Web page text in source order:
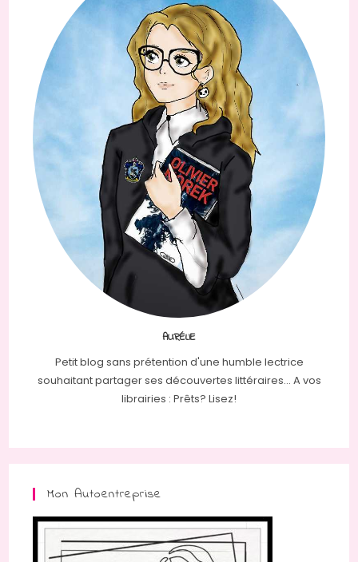
AURÉLIE
Petit blog sans prétention d'une humble lectrice
souhaitant partager ses découvertes littéraires... A vos
librairies : Prêts? Lisez!
Mon Autoentreprise